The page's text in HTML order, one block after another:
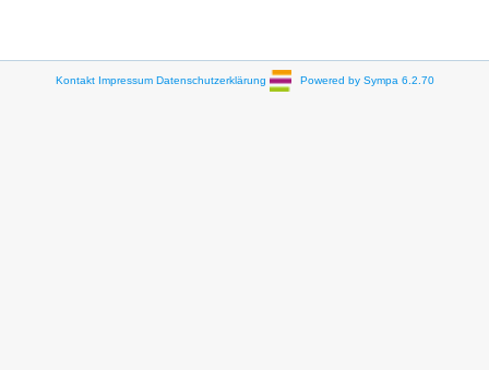
Kontakt Impressum Datenschutzerklärung Powered by Sympa 6.2.70